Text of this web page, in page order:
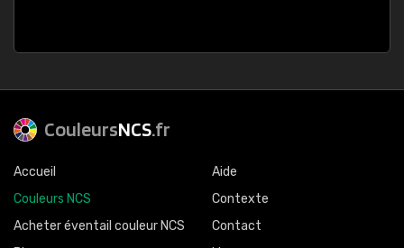
CouleursNCS.fr
Accueil
Couleurs NCS
Acheter éventail couleur NCS
Aide
Contexte
Contact